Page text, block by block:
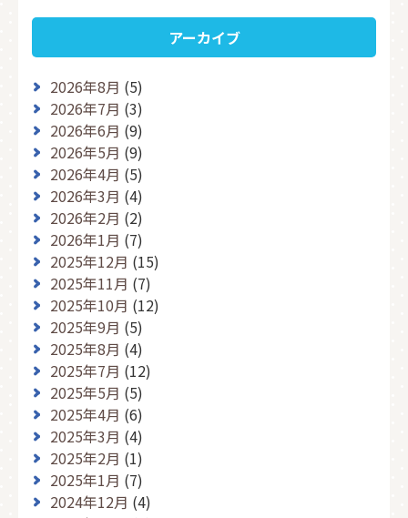
アーカイブ
2026年8月 (5)
2026年7月 (3)
2026年6月 (9)
2026年5月 (9)
2026年4月 (5)
2026年3月 (4)
2026年2月 (2)
2026年1月 (7)
2025年12月 (15)
2025年11月 (7)
2025年10月 (12)
2025年9月 (5)
2025年8月 (4)
2025年7月 (12)
2025年5月 (5)
2025年4月 (6)
2025年3月 (4)
2025年2月 (1)
2025年1月 (7)
2024年12月 (4)